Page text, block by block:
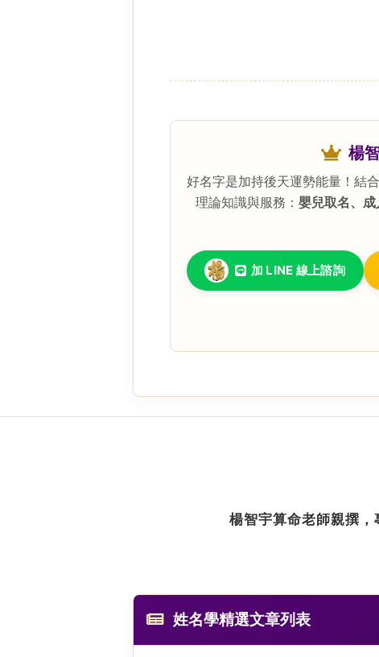
楊
好名字是加持後天運勢能量！結
理論知識與服務： 嬰兒取名、
加 LINE 線上諮詢
楊智宇算命老師親撰，
姓名學精選文章列表